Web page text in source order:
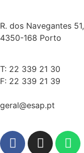
R. dos Navegantes 51,
4350-168 Porto
T: 22 339 21 30
F: 22 339 21 39
geral@esap.pt